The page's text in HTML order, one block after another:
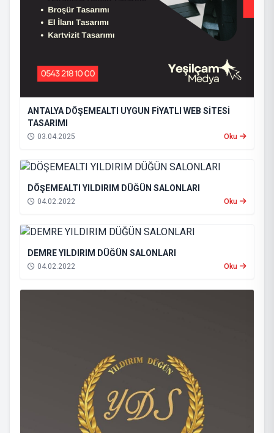
ANTALYA DÖŞEMEALTI UYGUN FİYATLI WEB SİTESİ
TASARIMI
03.04.2025 Oku
DÖŞEMEALTI YILDIRIM DÜĞÜN SALONLARI
04.02.2022 Oku
DEMRE YILDIRIM DÜĞÜN SALONLARI
04.02.2022 Oku